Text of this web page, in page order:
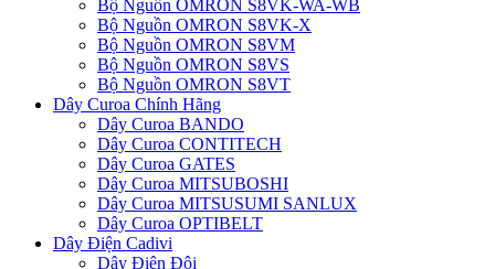
Bộ Nguồn OMRON S8VK-WA-WB
Bộ Nguồn OMRON S8VK-X
Bộ Nguồn OMRON S8VM
Bộ Nguồn OMRON S8VS
Bộ Nguồn OMRON S8VT
Dây Curoa Chính Hãng
Dây Curoa BANDO
Dây Curoa CONTITECH
Dây Curoa GATES
Dây Curoa MITSUBOSHI
Dây Curoa MITSUSUMI SANLUX
Dây Curoa OPTIBELT
Dây Điện Cadivi
Dây Điện Đôi